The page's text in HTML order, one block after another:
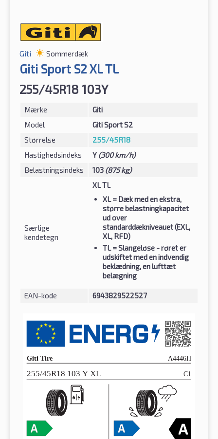
Giti Sommerdæk
Giti Sport S2 XL TL
255/45R18 103Y
Mærke
Giti
Model
Giti Sport S2
Størrelse
255/45R18
Hastighedsindeks
Y (300 km/h)
Belastningsindeks
103 (875 kg)
Særlige
kendetegn
XL TL
XL= Dæk med en ekstra,
større belastningkapacitet
ud over
standarddækniveauet (EXL,
XL, RFD)
TL= Slangeløse - røret er
udskiftet med en indvendig
beklædning, en lufttæt
belægning
EAN-kode 6943829522527